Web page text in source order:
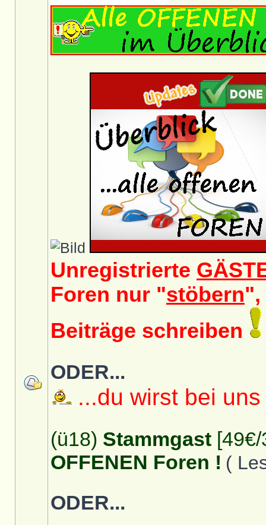
Unregistrierte
Foren nur "stöbern",
Beiträge schreiben
ODER...
...du wirst bei
(ü18) Stammgast
OFFENEN Foren ! (
ODER...